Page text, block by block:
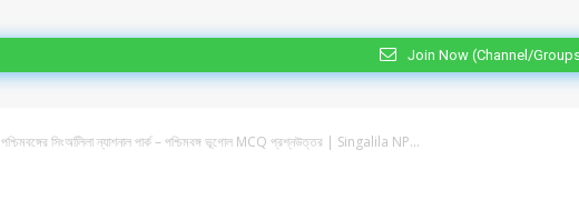
Join Now (Channel/
পশ্চিমবঙ্গের সিংঅলিিলা ন্যাশনাল পার্ক – পশ্চিমবঙ্গ ভূগোল MCQ প্রশ্নউত্তর | Singalila NP...